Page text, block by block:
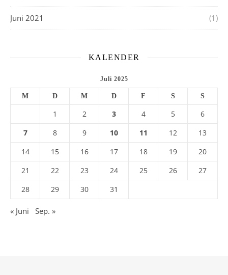
Juni 2021 (1)
KALENDER
Juli 2025
M D M D F S S
1 2 3 4 5
6
7
8 9 10 11 12
13
14
15 16 17 18 19
20
21
22 23 24 25 26
27
28
29 30 31
« Juni Sep. »